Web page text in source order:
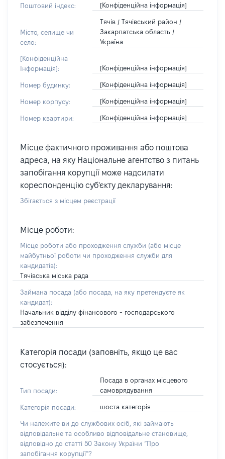
Поштовий індекс: [Конфіденційна інформація]
Місто, селище чи
село:
Тячів / Тячівський район /
Закарпатська область /
Україна
[Конфіденційна
Інформація]:
[Конфіденційна інформація]
Номер будинку: [Конфіденційна інформація]
Номер корпусу: [Конфіденційна інформація]
Номер квартири: [Конфіденційна інформація]
Місце фактичного проживання або поштова
адреса, на яку Національне агентство з питань
запобігання корупції може надсилати
кореспонденцію суб'єкту декларування:
Збігається з місцем реєстрації
Місце роботи:
Місце роботи або проходження служби (або місце
майбутньої роботи чи проходження служби для
кандидатів):
Тячівська міська рада
Займана посада (або посада, на яку претендуєте як
кандидат):
Начальник відділу фінансового - господарського
забезпечення
Категорія посади (заповніть, якщо це вас
стосується):
Тип посади:
Посада в органах місцевого
самоврядування
Категорія посади: шоста категорія
Чи належите ви до службових осіб, які займають
відповідальне та особливо відповідальне становище,
відповідно до статті 50 Закону України “Про
запобігання корупції”?